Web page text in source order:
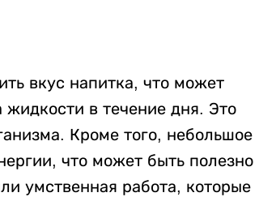
вкус напитка, что может
жидкости в течение дня. Это
Кроме того, небольшое
что может быть полезно
умственная работа, которые